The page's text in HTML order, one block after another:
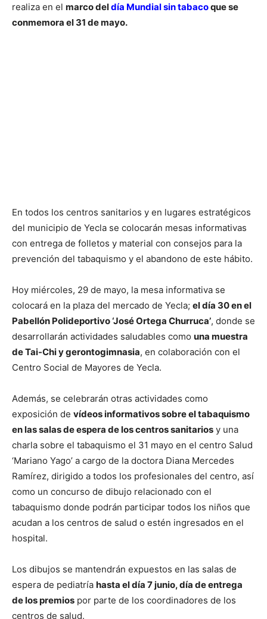
realiza en el marco deldía Mundial sin tabacoque se
conmemora el 31 de mayo.
En todos los centros sanitarios y en lugares estratégicos
del municipio de Yecla se colocarán mesas informativas
con entrega de folletos y material con consejos para la
prevención del tabaquismo y el abandono de este hábito.
Hoy miércoles, 29 de mayo, la mesa informativa se
colocará en la plaza del mercado de Yecla; el día 30 en el
Pabellón Polideportivo ‘José Ortega Churruca’, donde se
desarrollarán actividades saludables como una muestra
de Tai-Chi y gerontogimnasia, en colaboración con el
Centro Social de Mayores de Yecla.
Además, se celebrarán otras actividades como
exposición de vídeos informativos sobre el tabaquismo
en las salas de espera de los centros sanitarios y una
charla sobre el tabaquismo el 31 mayo en el centro Salud
‘Mariano Yago’ a cargo de la doctora Diana Mercedes
Ramírez, dirigido a todos los profesionales del centro, así
como un concurso de dibujo relacionado con el
tabaquismo donde podrán participar todos los niños que
acudan a los centros de salud o estén ingresados en el
hospital.
Los dibujos se mantendrán expuestos en las salas de
espera de pediatría hasta el día 7 junio, día de entrega
de los premios por parte de los coordinadores de los
centros de salud.